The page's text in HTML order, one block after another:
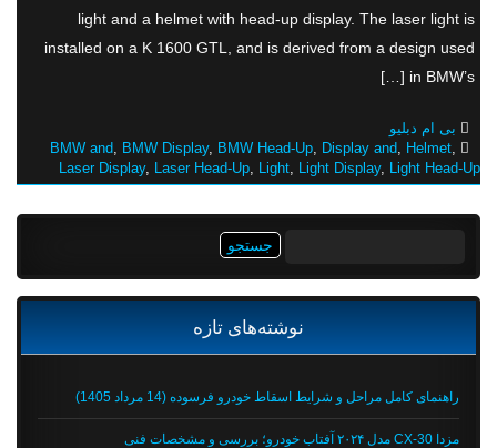
light and a helmet with head-up display. The laser light is
installed on a K 1600 GTL, and is derived from a design used
in BMW’s […]
بی ام دبلیو
BMW and,BMW Display,BMW Head-Up,Display and,Helmet
Laser Display ,Laser Head-Up ,Light ,Light Display ,Light Head-Up
نوشته‌های تازه
راهنمای کامل مراحل و شرایط اسقاط خودرو فرسوده (14 مرداد 1405)
مزدا CX-30 مدل ۲۰۲۴ آفتاب خودرو؛ بررسی و مشخصات فنی